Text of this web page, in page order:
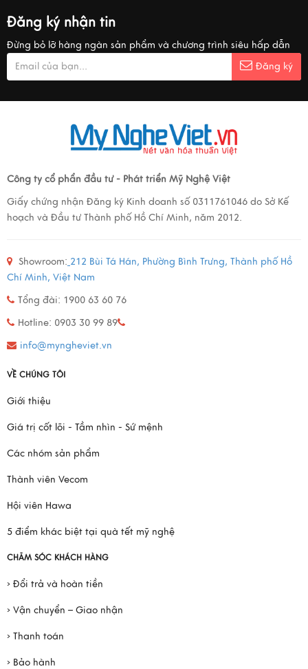
Đăng ký nhận tin
Đừng bỏ lỡ hàng ngàn sản phẩm và chương trình siêu hấp dẫn
Đăng ký
Công ty cổ phẩn đầu tư - Phát triển Mỹ Nghệ Việt
Giấy chứng nhận Đăng ký Kinh doanh số 0311761046 do Sở Kế
hoạch và Đầu tư Thành phố Hồ Chí Minh, năm 2012.
Showroom: 212 Bùi Tá Hán, Phường Bình Trưng, Thành phố Hồ
Chí Minh, Việt Nam
Tổng đài: 1900 63 60 76
Hotline: 0903 30 99 89
info@myngheviet.vn
VỀ CHÚNG TÔI
Giới thiệu
Giá trị cốt lõi - Tầm nhìn - Sứ mệnh
Các nhóm sản phẩm
Thành viên Vecom
Hội viên Hawa
5 điểm khác biệt tại quà tết mỹ nghệ
CHĂM SÓC KHÁCH HÀNG
› Đổi trả và hoàn tiền
› Vận chuyển – Giao nhận
› Thanh toán
› Bảo hành